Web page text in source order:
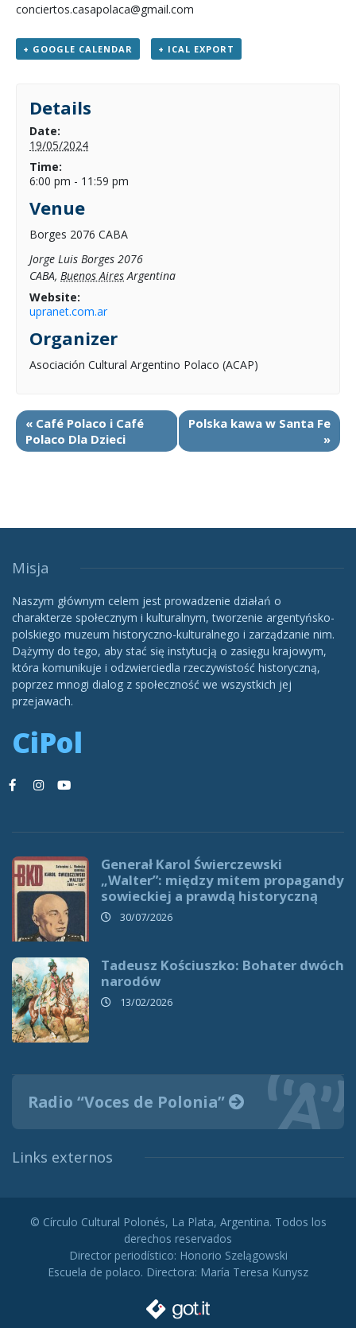
conciertos.casapolaca@gmail.com
+ GOOGLE CALENDAR + ICAL EXPORT
Details
Date:
19/05/2024
Time:
6:00 pm - 11:59 pm
Venue
Borges 2076 CABA
Jorge Luis Borges 2076
CABA, Buenos Aires Argentina
Website:
upranet.com.ar
Organizer
Asociación Cultural Argentino Polaco (ACAP)
« Café Polaco i Café
Polaco Dla Dzieci
Polska kawa w Santa Fe
»
Misja
Naszym głównym celem jest prowadzenie działań o
charakterze społecznym i kulturalnym, tworzenie argentyńsko-
polskiego muzeum historyczno-kulturalnego i zarządzanie nim.
Dążymy do tego, aby stać się instytucją o zasięgu krajowym,
która komunikuje i odzwierciedla rzeczywistość historyczną,
poprzez mnogi dialog z społeczność we wszystkich jej
przejawach.
CiPol
Generał Karol Świerczewski
„Walter”: między mitem propagandy
sowieckiej a prawdą historyczną
30/07/2026
Tadeusz Kościuszko: Bohater dwóch
narodów
13/02/2026
Radio “Voces de Polonia”
Links externos
© Círculo Cultural Polonés, La Plata, Argentina. Todos los
derechos reservados
Director periodístico: Honorio Szelągowski
Escuela de polaco. Directora: María Teresa Kunysz